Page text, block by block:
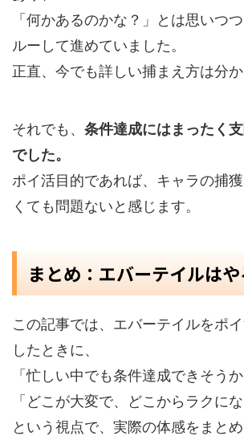
「何かあるのかな？」とは思いつ
ルーして進めていました。
正直、今でも詳しい捕まえ方は分か
それでも、 条件達成にはまったく
でした。
ポイ活目的であれば、キャラの捕
くても問題ないと感じます。
まとめ：エバーテイルは
この記事では、エバーテイルをポ
したときに、
「忙しい中でも条件達成できそうか
「どこが大変で、どこからラクにな
という視点で、実際の体感をまとめ